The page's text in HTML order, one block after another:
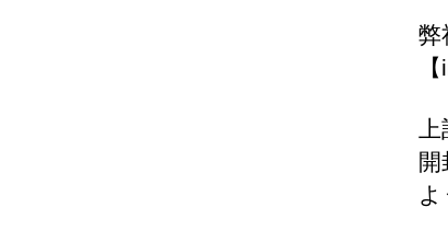
弊